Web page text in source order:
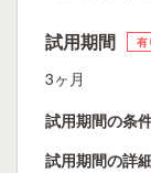
試用期間 有
3ヶ月
試用期間の条
試用期間の詳